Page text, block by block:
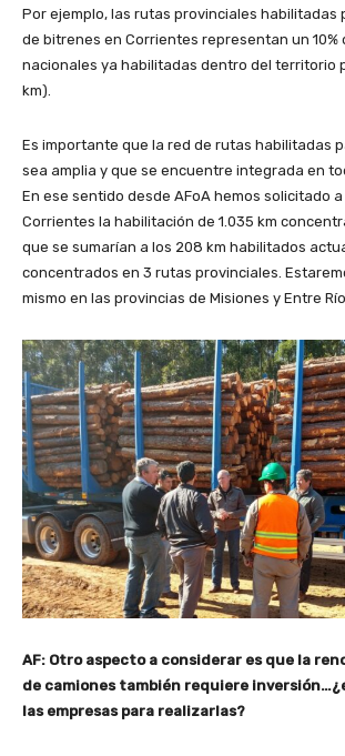
Por ejemplo, las rutas provinciales habilitadas
de bitrenes en Corrientes representan un 10%
nacionales ya habilitadas dentro del territorio
km).
Es importante que la red de rutas habilitadas
sea amplia y que se encuentre integrada en
En ese sentido desde AFoA hemos solicitado
Corrientes la habilitación de 1.035 km
que se sumarían a los 208 km habilitados
concentrados en 3 rutas provinciales.
mismo en las provincias de Misiones y Entre
AF: Otro aspecto a considerar es que la
de camiones también requiere
las empresas para realizarlas?